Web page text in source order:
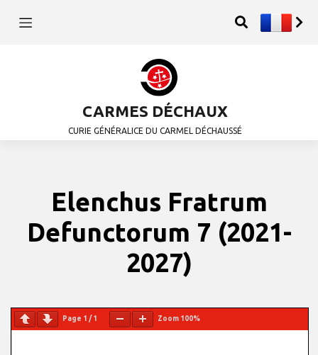
CARMES DÉCHAUX
CURIE GÉNÉRALICE DU CARMEL DÉCHAUSSÉ
Elenchus Fratrum
Defunctorum 7 (2021-
2027)
Page 1 /1 Zoom 100%